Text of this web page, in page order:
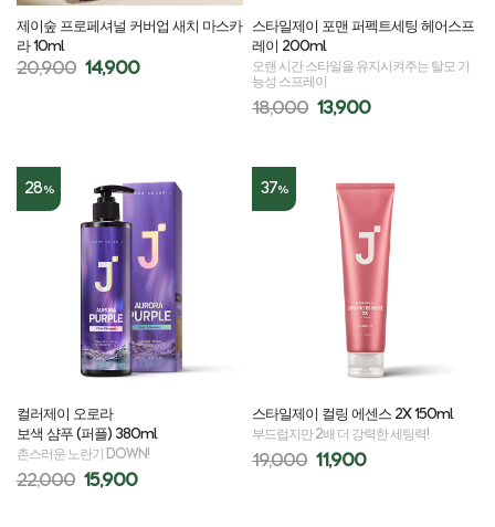
제이숲 프로페셔널 커버업 새치 마스카
라 10ml
20,900 14,900
스타일제이 포맨 퍼펙트세팅 헤어스프
레이 200ml
오랜 시간 스타일을 유지시켜주는 탈모 기
능성 스프레이
18,000 13,900
28%
컬러제이 오로라
보색 샴푸 (퍼플) 380ml
촌스러운 노란기 DOWN!
22,000 15,900
37%
스타일제이 컬링 에센스 2X 150ml
부드럽지만 2배 더 강력한 세팅력!
19,000 11,900